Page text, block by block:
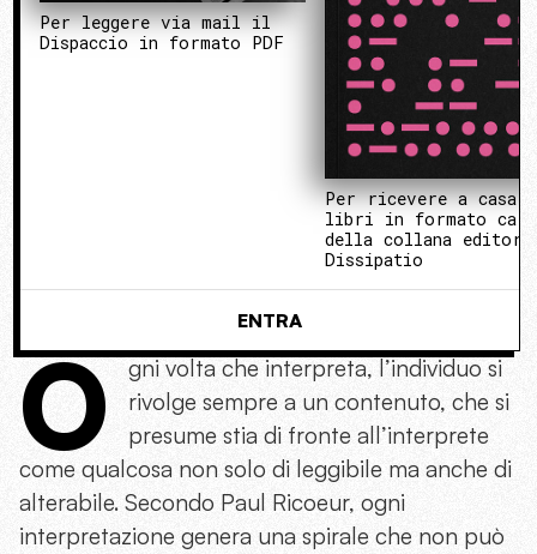
Per leggere via mail il
Dispaccio in formato PDF
Per ricevere a casa i
libri in formato
della collana
Dissipatio
ENTRA
O
gni volta che interpreta, l’individuo si
rivolge sempre a un contenuto, che si
presume stia di fronte all’interprete
come qualcosa non solo di leggibile ma anche di
alterabile. Secondo Paul Ricoeur, ogni
interpretazione genera una spirale che non può